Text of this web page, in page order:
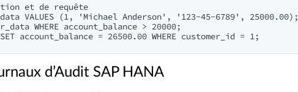
et de requête
VALUES (1, 'Michael Anderson', '123-45-6789', 25000.00);
WHERE account_balance > 20000;
d’Audit SAP HANA